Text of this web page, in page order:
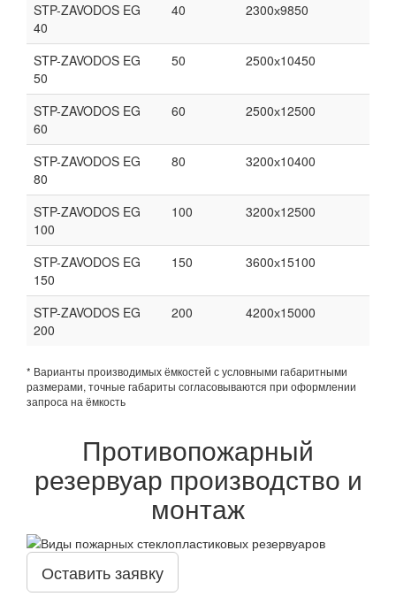
STP-ZAVODOS EG
40
40 2300х9850
STP-ZAVODOS EG
50
50 2500х10450
STP-ZAVODOS EG
60
60 2500х12500
STP-ZAVODOS EG
80
80 3200х10400
STP-ZAVODOS EG
100
100 3200х12500
STP-ZAVODOS EG
150
150 3600х15100
STP-ZAVODOS EG
200
200 4200х15000
* Варианты производимых ёмкостей с условными габаритными
размерами, точные габариты согласовываются при оформлении
запроса на ёмкость
Противопожарный
резервуар производство и
монтаж
Оставить заявку